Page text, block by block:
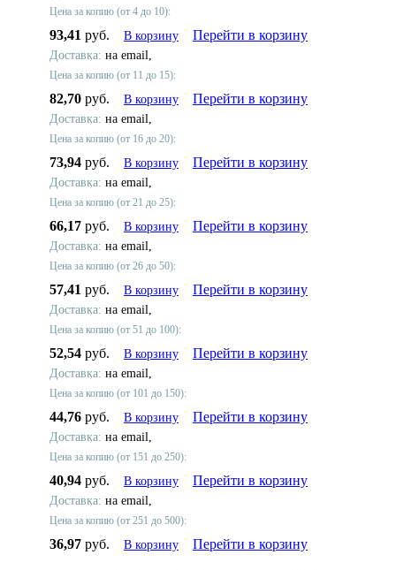
Цена за копию (от 4 до 10):
93,41 руб. В корзину Перейти в корзину
Доставка: на email,
Цена за копию (от 11 до 15):
82,70 руб. В корзину Перейти в корзину
Доставка: на email,
Цена за копию (от 16 до 20):
73,94 руб. В корзину Перейти в корзину
Доставка: на email,
Цена за копию (от 21 до 25):
66,17 руб. В корзину Перейти в корзину
Доставка: на email,
Цена за копию (от 26 до 50):
57,41 руб. В корзину Перейти в корзину
Доставка: на email,
Цена за копию (от 51 до 100):
52,54 руб. В корзину Перейти в корзину
Доставка: на email,
Цена за копию (от 101 до 150):
44,76 руб. В корзину Перейти в корзину
Доставка: на email,
Цена за копию (от 151 до 250):
40,94 руб. В корзину Перейти в корзину
Доставка: на email,
Цена за копию (от 251 до 500):
36,97 руб. В корзину Перейти в корзину